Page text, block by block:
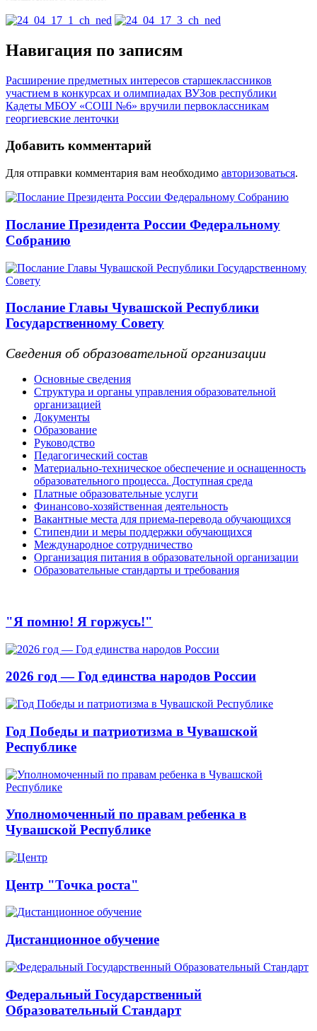
Навигация по записям
Расширение предметных интересов старшеклассников
участием в конкурсах и олимпиадах ВУЗов республики
Кадеты МБОУ «СОШ №6» вручили первоклассникам
георгиевские ленточки
Добавить комментарий
Для отправки комментария вам необходимо авторизоваться.
Послание Президента России Федеральному
Собранию
Послание Главы Чувашской Республики
Государственному Совету
Сведения об образовательной организации
Основные сведения
Структура и органы управления образовательной
организацией
Документы
Образование
Руководство
Педагогический состав
Материально-техническое обеспечение и оснащенность
образовательного процесса. Доступная среда
Платные образовательные услуги
Финансово-хозяйственная деятельность
Вакантные места для приема-перевода обучающихся
Стипендии и меры поддержки обучающихся
Международное сотрудничество
Организация питания в образовательной организации
Образовательные стандарты и требования
"Я помню! Я горжусь!"
2026 год — Год единства народов России
Год Победы и патриотизма в Чувашской
Республике
Уполномоченный по правам ребенка в
Чувашской Республике
Центр "Точка роста"
Дистанционное обучение
Федеральный Государственный
Образовательный Стандарт